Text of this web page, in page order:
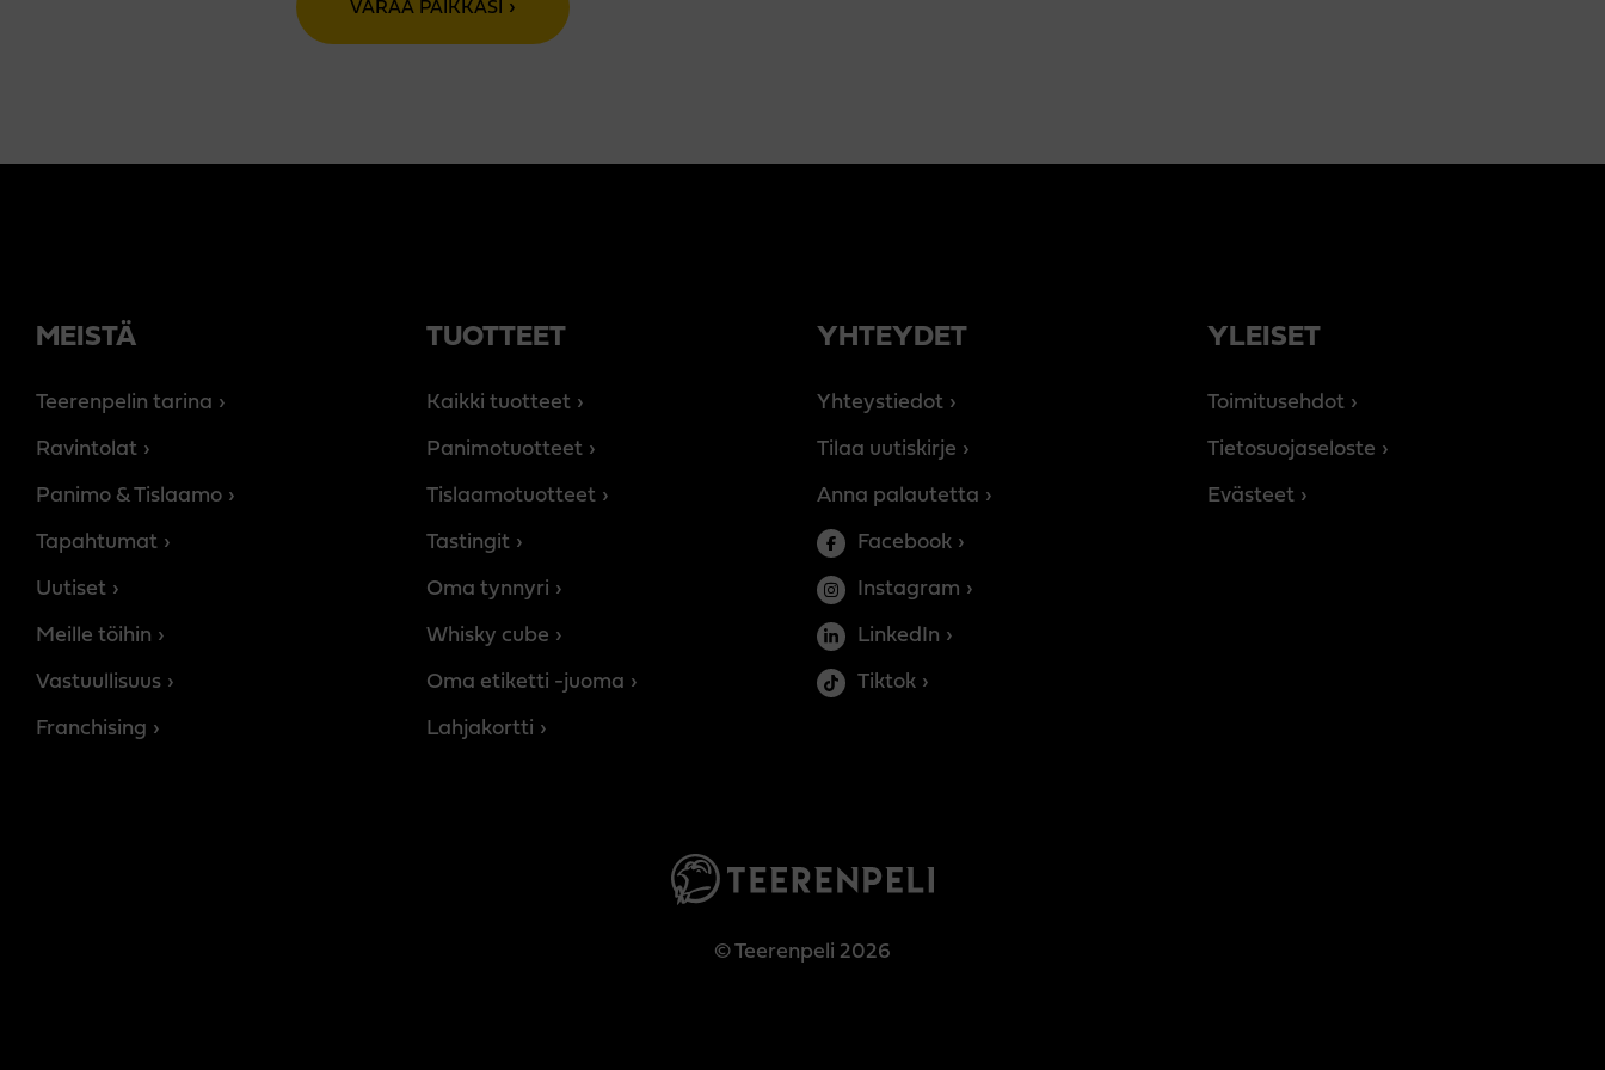
VARAA PAIKKASI
MEISTÄ
Teerenpelin tarina
Ravintolat
Panimo & Tislaamo
Tapahtumat
Uutiset
Meille töihin
Vastuullisuus
Franchising
TUOTTEET
Kaikki tuotteet
Panimotuotteet
Tislaamotuotteet
Tastingit
Oma tynnyri
Whisky cube
Oma etiketti -juoma
Lahjakortti
YHTEYDET
Yhteystiedot
Tilaa uutiskirje
Anna palautetta
Facebook
Instagram
LinkedIn
Tiktok
YLEISET
Toimitusehdot
Tietosuojaseloste
Evästeet
© Teerenpeli 2026